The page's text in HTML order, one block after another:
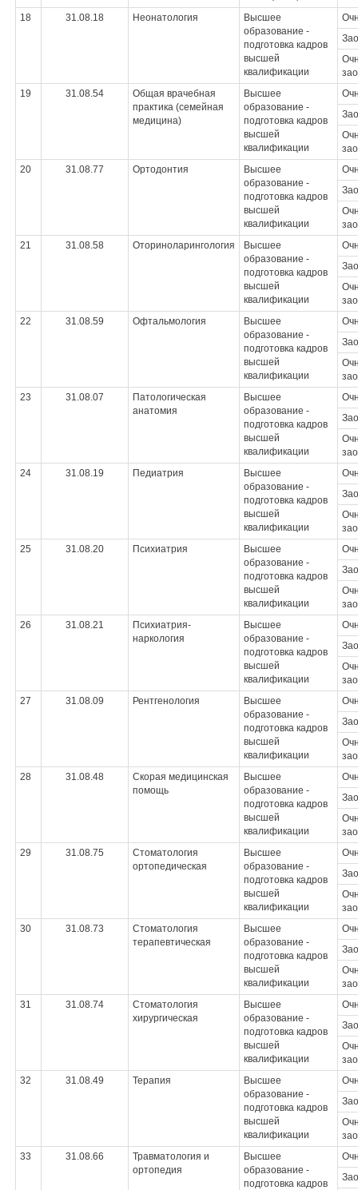
18
31.08.18 Неонатология
Высшее
образование -
подготовка кадров
высшей
квалификации
19
31.08.54
Общая врачебная
практика (семейная
медицина)
Высшее
образование -
подготовка кадров
высшей
квалификации
20
31.08.77 Ортодонтия
Высшее
образование -
подготовка кадров
высшей
квалификации
21
31.08.58 Оториноларингология
Высшее
образование -
подготовка кадров
высшей
квалификации
22
31.08.59 Офтальмология
Высшее
образование -
подготовка кадров
высшей
квалификации
23
31.08.07
Патологическая
анатомия
Высшее
образование -
подготовка кадров
высшей
квалификации
24
31.08.19 Педиатрия
Высшее
образование -
подготовка кадров
высшей
квалификации
25
31.08.20 Психиатрия
Высшее
образование -
подготовка кадров
высшей
квалификации
26
31.08.21
Психиатрия-
наркология
Высшее
образование -
подготовка кадров
высшей
квалификации
27
31.08.09 Рентгенология
Высшее
образование -
подготовка кадров
высшей
квалификации
28
31.08.48
Скорая медицинская
помощь
Высшее
образование -
подготовка кадров
высшей
квалификации
29
31.08.75
Стоматология
ортопедическая
Высшее
образование -
подготовка кадров
высшей
квалификации
30
31.08.73
Стоматология
терапевтическая
Высшее
образование -
подготовка кадров
высшей
квалификации
31
31.08.74
Стоматология
хирургическая
Высшее
образование -
подготовка кадров
высшей
квалификации
32
31.08.49 Терапия
Высшее
образование -
подготовка кадров
высшей
квалификации
33
31.08.66
Травматология и
ортопедия
Высшее
образование -
подготовка кадров